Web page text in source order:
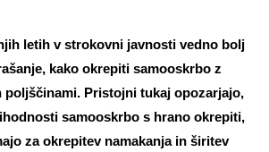
letih v strokovni javnosti vedno bolj
kako okrepiti samooskrbo z
poljščinami. Pristojni tukaj opozarjajo,
samooskrbo s hrano okrepiti,
za okrepitev namakanja in širitev